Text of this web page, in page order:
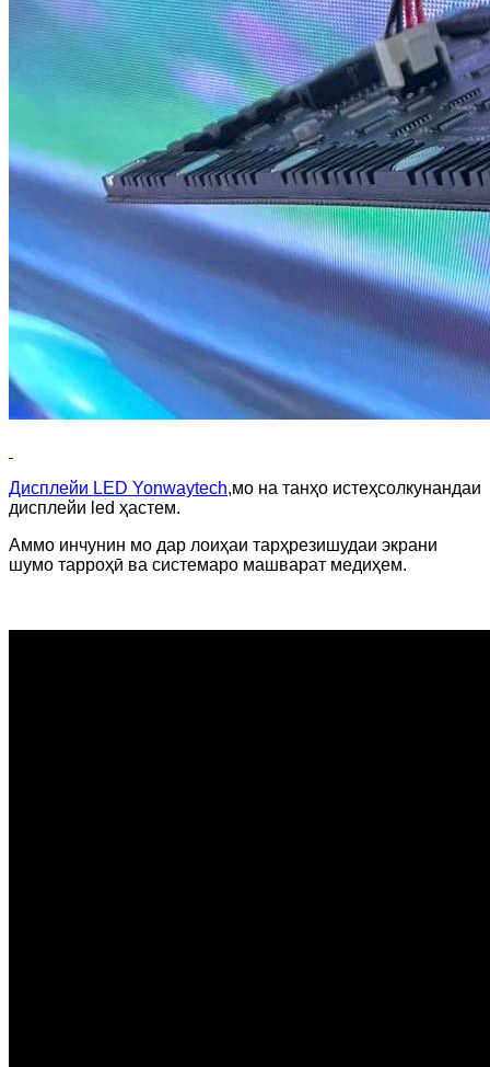
Дисплейи LED Yonwaytech,мо на танҳо истеҳсолкунандаи
дисплейи led ҳастем.
Аммо инчунин мо дар лоиҳаи тарҳрезишудаи экрани
шумо тарроҳӣ ва системаро машварат медиҳем.